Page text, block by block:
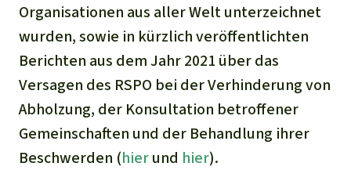
Organisationen aus aller Welt unterzeichnet
wurden, sowie in kürzlich veröffentlichten
Berichten aus dem Jahr 2021 über das
Versagen des RSPO bei der Verhinderung von
Abholzung, der Konsultation betroffener
Gemeinschaften und der Behandlung ihrer
Beschwerden (hierund hier).